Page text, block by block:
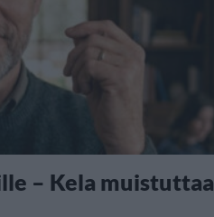
– Kela muistuttaa